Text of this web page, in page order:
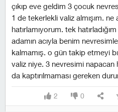
çıkıp eve geldim 3 çocuk
1 de tekerlekli valiz almışım.
hatırlamıyorum. tek
adamın acıyla benim
kalmamış. o gün takip etmeyi
valiz niye. 3 nevresimi napacan
da kaptırılmaması gereken
2 0